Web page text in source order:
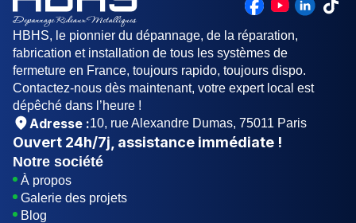
sécurité et pour éviter d'aggraver le problème.
Nos techniciens s'efforcent d'effectuer les
réparations de manière efficace et sécurisée,
minimisant ainsi les interruptions de vos activités.
HBHS, le pionnier du dépannage, de la réparation,
fabrication et installation de tous les systèmes de
fermeture en France, toujours rapido, toujours dispo.
Contactez-nous dès maintenant, votre expert local est
dépêché dans l’heure !
Adresse :10, rue Alexandre Dumas, 75011 Paris
Ouvert 24h/7j , assistance immédiate !
Notre société
À propos
Galerie des projets
Blog